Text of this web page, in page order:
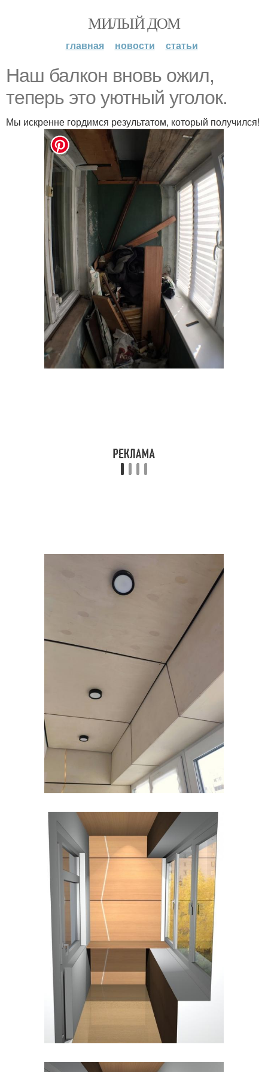
МИЛЫЙ ДОМ
главная новости статьи
Наш балкон вновь ожил,
теперь это уютный уголок.
Мы искренне гордимся результатом, который получился!